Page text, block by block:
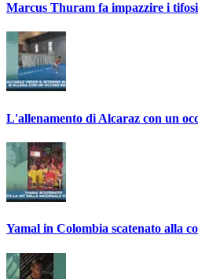
Marcus Thuram fa impazzire i
L'allenamento di Alcaraz con un
Yamal in Colombia scatenato alla